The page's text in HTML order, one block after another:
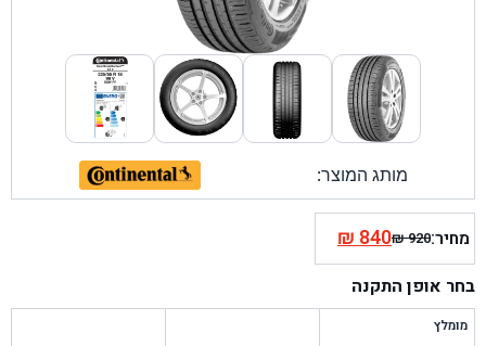
מותג המוצר:
מחיר: ₪920
המחיר
המקורי
היה:
₪840המחיר
הנוכחי
הוא:
בחר אופן התקנה
מומלץ